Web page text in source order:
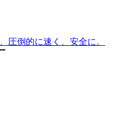
倒的に速く、安全に。